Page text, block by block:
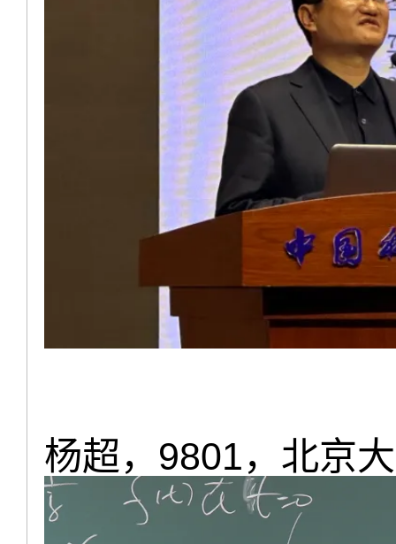
杨超，9801，北京